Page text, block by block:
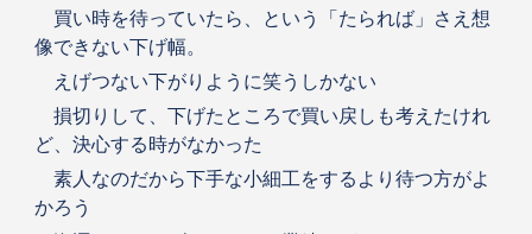
買い時を待っていたら、という「たられば」さえ想
像できない下げ幅。
えげつない下がりように笑うしかない
損切りして、下げたところで買い戻しも考えたけれ
ど、決心する時がなかった
素人なのだから下手な小細工をするより待つ方がよ
かろう